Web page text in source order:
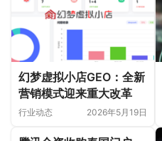
幻梦虚拟小店GEO：全新
营销模式迎来重大改革
行业动态 2026年5月19日